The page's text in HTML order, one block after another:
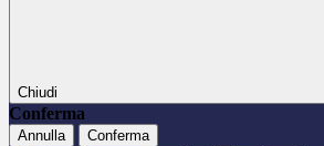
Chiudi
Conferma
Annulla Conferma